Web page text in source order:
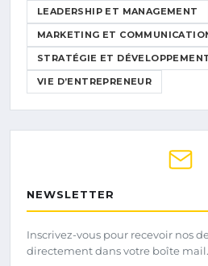
LEADERSHIP ET MANAGEMENT
MARKETING ET
STRATÉGIE ET
VIE D’ENTREPRENEUR
NEWSLETTER
Inscrivez-vous pour recevoir nos
directement dans votre boîte mail.